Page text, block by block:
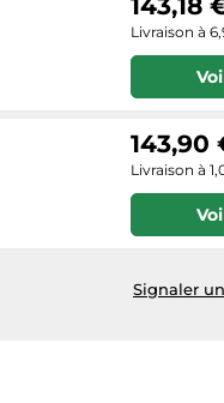
Livraison à
143,90
Livraison à
Signaler